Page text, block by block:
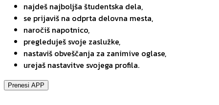
najdeš najboljša študentska dela,
se prijaviš na odprta delovna mesta,
naročiš napotnico,
pregleduješ svoje zaslužke,
nastaviš obveščanja za zanimive oglase,
urejaš nastavitve svojega profila.
Prenesi APP